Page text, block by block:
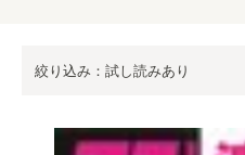
絞り込み：試し読みあり